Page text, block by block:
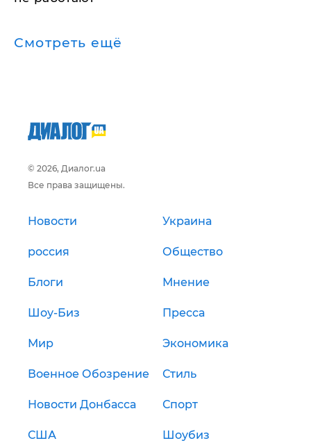
Смотреть ещё
© 2026, Диалог.ua
Все права защищены.
Новости Украина
россия Общество
Блоги Мнение
Шоу-Биз Пресса
Мир Экономика
Военное Обозрение Стиль
Новости Донбасса Спорт
США Шоубиз